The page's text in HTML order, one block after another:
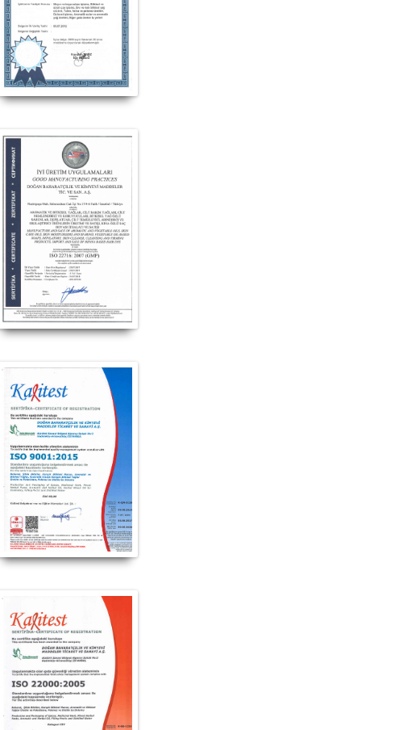
ürünü satılan yerler, Doğan Baharat ürünü satan yerler, Doğan Baharat ürünü nerede satılır,
satılıyor, Doğan Baharat ürünü nerden alabilirim, Doğan Baharat ürünü etkileri, Doğan Baharat
faydası, Doğan Baharat ürünü faydaları neler, Doğan Baharat hakkındaki tüm bilgilerini
#LokmanAVM #DOĞAN BAHARAT #Doğan_Baharat_marka #Doğan_Baharat_marka_ürünler #Doğan_Baharat_markası #Doğan_Baharat_markası_ürünleri
#Doğan_Baharat_markanın_ürünleri_satışı #Doğan_Baharat_markanın_ürünlerini_satan #Doğan_Baharat_markası_satan
#Doğan_Baharat_marka_ürünleri_nerde_satılır #Doğan_Baharat_satışı #Doğan_Baharat_satan #Doğan_Baharat_satan_yer #Doğan_Baharat_nerde_satılır